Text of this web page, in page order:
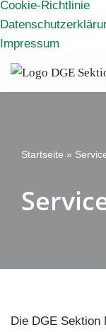
Cookie-Richtlinie
Impressum
Zum
Startseite »
Die DGE Sektion